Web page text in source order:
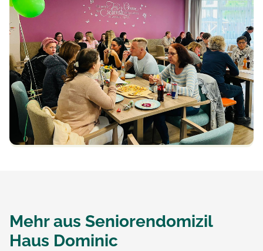
Mehr aus Seniorendomizil
Haus Dominic